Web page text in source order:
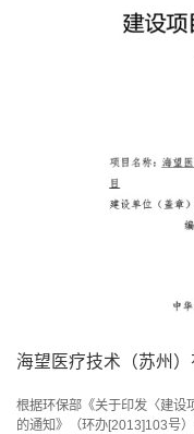
根据环保部《关于印发〈建设
的通知》（环办[2013]103号